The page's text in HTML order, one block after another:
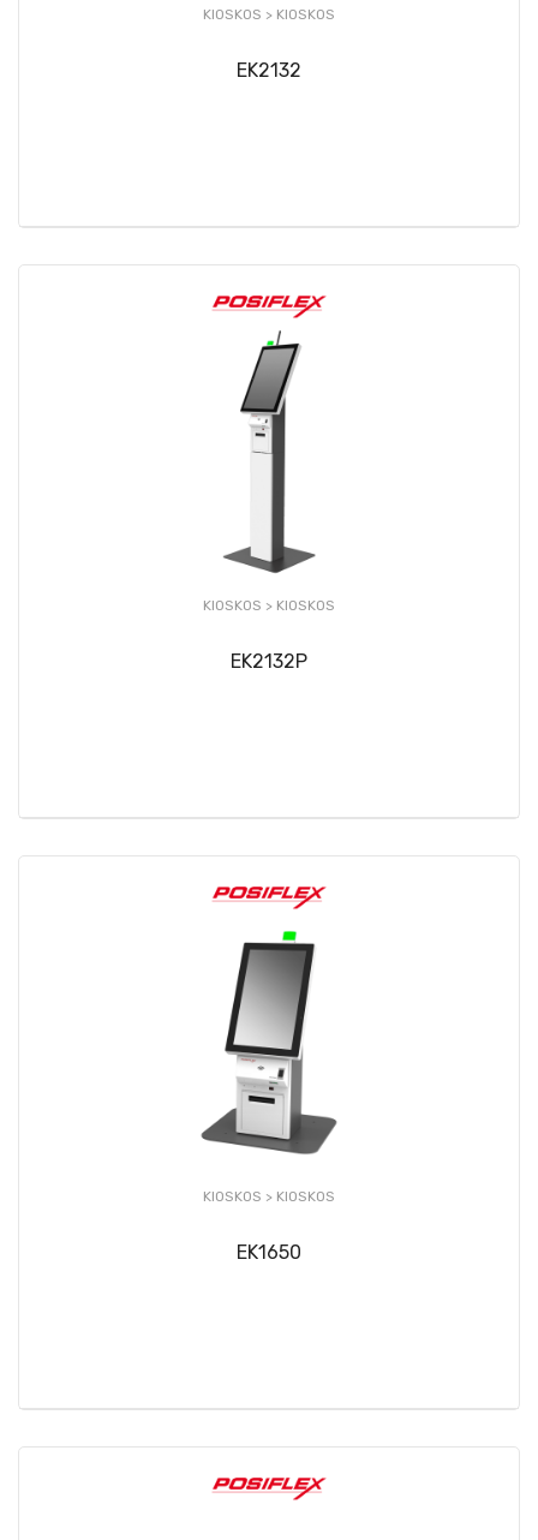
KIOSKOS > KIOSKOS
EK2132
KIOSKOS > KIOSKOS
EK2132P
KIOSKOS > KIOSKOS
EK1650